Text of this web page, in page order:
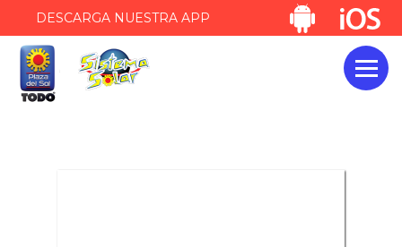
DESCARGA NUESTRA APP